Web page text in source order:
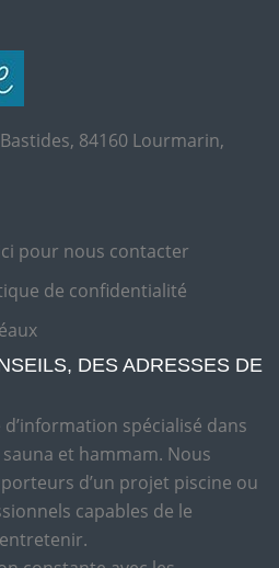
84160 Lourmarin,
pour nous contacter
de confidentialité
DES ADRESSES DE
spécialisé dans
et hammam. Nous
d’un projet piscine ou
capables de le